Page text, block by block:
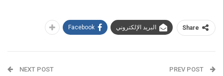
جدول العمل سيكون كالتالي :
Share البريد الإلكتروني Facebook
NEXT POST